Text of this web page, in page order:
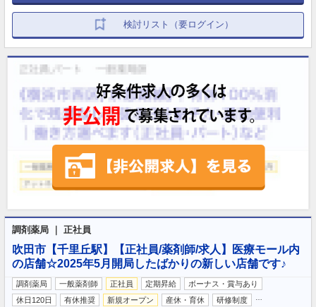
検討リスト（要ログイン）
調剤薬局 ｜ 正社員
吹田市【千里丘駅】【正社員/薬剤師/求人】医療モール内
の店舗☆2025年5月開局したばかりの新しい店舗です♪
調剤薬局 一般薬剤師 正社員 定期昇給
ボーナス・賞与あり
休日120日
有休推奨 新規オープン 産休・育休 研修制度